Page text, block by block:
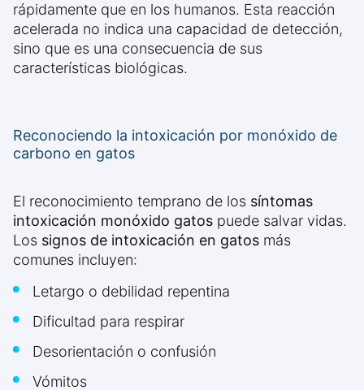
rápidamente que en los humanos. Esta reacción
acelerada no indica una capacidad de detección,
sino que es una consecuencia de sus
características biológicas.
Reconociendo la intoxicación por monóxido de
carbono en gatos
El reconocimiento temprano de los síntomas
intoxicación monóxido gatos puede salvar vidas.
Los signos de intoxicación en gatos más
comunes incluyen:
Letargo o debilidad repentina
Dificultad para respirar
Desorientación o confusión
Vómitos